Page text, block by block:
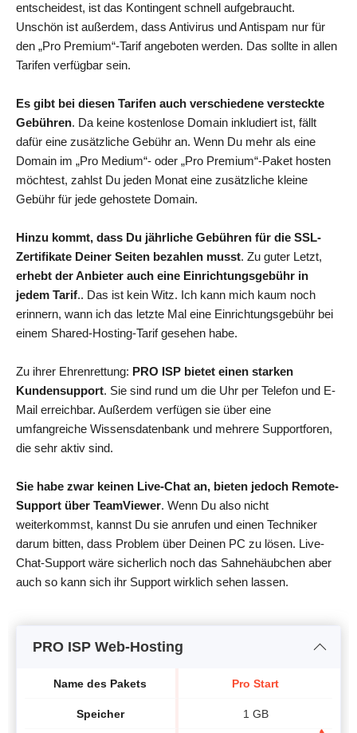
entscheidest, ist das Kontingent schnell aufgebraucht.
Unschön ist außerdem, dass Antivirus und Antispam nur für
den „Pro Premium“-Tarif angeboten werden. Das sollte in allen
Tarifen verfügbar sein.
Es gibt bei diesen Tarifen auch verschiedene versteckte
Gebühren. Da keine kostenlose Domain inkludiert ist, fällt
dafür eine zusätzliche Gebühr an. Wenn Du mehr als eine
Domain im „Pro Medium“- oder „Pro Premium“-Paket hosten
möchtest, zahlst Du jeden Monat eine zusätzliche kleine
Gebühr für jede gehostete Domain.
Hinzu kommt, dass Du jährliche Gebühren für die SSL-
Zertifikate Deiner Seiten bezahlen musst. Zu guter Letzt,
erhebt der Anbieter auch eine Einrichtungsgebühr in
jedem Tarif.. Das ist kein Witz. Ich kann mich kaum noch
erinnern, wann ich das letzte Mal eine Einrichtungsgebühr bei
einem Shared-Hosting-Tarif gesehen habe.
Zu ihrer Ehrenrettung: PRO ISP bietet einen starken
Kundensupport. Sie sind rund um die Uhr per Telefon und E-
Mail erreichbar. Außerdem verfügen sie über eine
umfangreiche Wissensdatenbank und mehrere Supportforen,
die sehr aktiv sind.
Sie habe zwar keinen Live-Chat an, bieten jedoch Remote-
Support über TeamViewer. Wenn Du also nicht
weiterkommst, kannst Du sie anrufen und einen Techniker
darum bitten, dass Problem über Deinen PC zu lösen. Live-
Chat-Support wäre sicherlich noch das Sahnehäubchen aber
auch so kann sich ihr Support wirklich sehen lassen.
PRO ISP Web-Hosting
Name des Pakets
Speicher
Pro Start
1 GB